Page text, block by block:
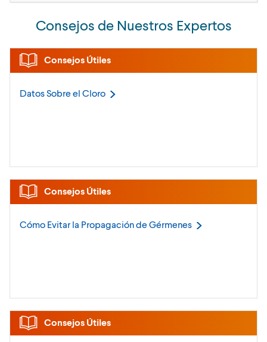
Consejos de Nuestros Expertos
Consejos Útiles
Datos Sobre el Cloro
Consejos Útiles
Cómo Evitar la Propagación de Gérmenes
Consejos Útiles